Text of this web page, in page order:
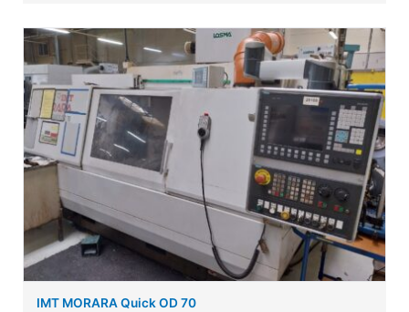
IMT MORARA Quick OD 70